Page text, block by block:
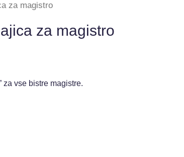
za magistro
za magistro
za vse bistre magistre.